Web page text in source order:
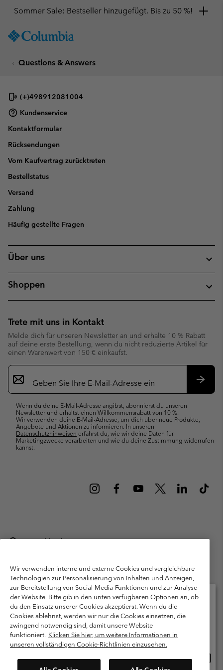
TO
SKIP
NAV
SKIP
SEARCH
Sommer Sale: Bestseller hinzugefügt. Bis zu 50 %!
Questions & Answers
(+)498912081004
Kundenservice
Kontaktformular
Rücksendungen
Vom Kaufvertrag zurücktreten
Bestellstatus
Versand
Zahlung
Häufig gestellte Fragen
Über uns
Shoppen
Trete mit uns in Kontakt
Melde dich für unseren Newsletter an und erhalte 10 % Rabatt
auf deine erste Bestellung, wenn du nicht reduzierte Artikel für
einen Warenwert von 150 € einkaufst.
Newsletter-
Anmeldung
Wenn du deine E-Mail-Adresse angibst, abonnierst du unseren
Newsletter und erhältst einen Willkommensrabatt von 10 %.
Wir verwenden deine E-Mail-Adresse, um dich über neue Produkte,
Angebote und Aktionen zu informieren. In unseren
Datenschutzhinweisen erfährst du, wie wir deine Daten für
Marketingzwecke verarbeiten und wie du deine Zustimmung widerrufen
kannst.
Deutschland
München Deutschland. Alle Rechte vorbehalten.
Nutzungsbedingungen
Allgemeine Verkaufsbedingungen
Garantie
Datenschutzerklärung
Bestimmungen und Bedingungen des Mitglieder Programms
Nutzungsbedingungen Für Nutzergenerierte Inhalte
Cookies
Public CBCR
Kundenservice: Mo- Fr. 9:00 - 13:00 & 14:00- 18:00 Uhr
Wir verwenden interne und externe Cookies und vergleichbare
Technologien zur Personalisierung von Inhalten und Anzeigen,
zur Bereitstellung von Social-Media-Funktionen und zur Analyse
der Website. Bitte gib in den unten verfügbaren Optionen an, ob
du den Einsatz unserer Cookies akzeptierst. Wenn du die
Cookies ablehnst, werden wir nur die Cookies einsetzen, die
zwingend notwendig sind, damit unsere Website
funktioniert. Klicken Sie hier, um weitere Informationen in
unseren vollständigen Cookie-Richtlinien einzusehen.
Bitte wählen Sie Ihr Lieferland und Ihre Sprache
Online-Einkauf verfügbar